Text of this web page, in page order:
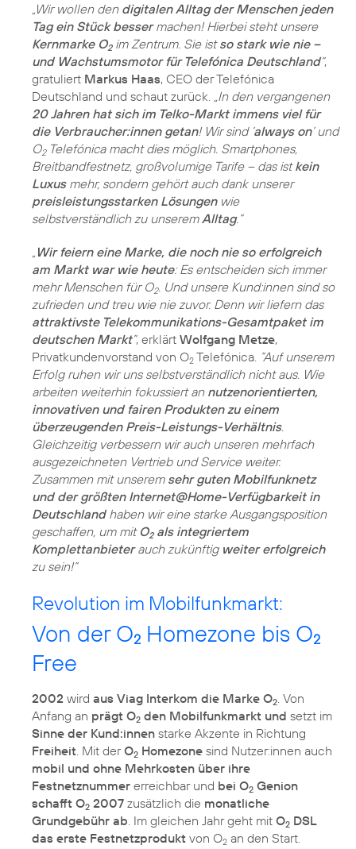
„Wir wollen den digitalen Alltag der Menschen jeden
Tag ein Stück bessermachen! Hierbei steht unsere
Kernmarke O2im Zentrum. Sie istso stark wie nie –
und Wachstumsmotor für Telefónica Deutschland“,
gratuliert Markus Haas, CEO der Telefónica
Deutschland und schaut zurück. „In den vergangenen
20 Jahren hat sich im Telko-Markt immens viel für
die Verbraucher:innen getan! Wir sind ’ always on’ und
O2Telefónica macht dies möglich. Smartphones,
Breitbandfestnetz, großvolumige Tarife – das istkein
Luxusmehr, sondern gehört auch dank unserer
preisleistungsstarken Lösungenwie
selbstverständlich zu unseremAlltag.“
„Wir feiern eine Marke, die noch nie so erfolgreich
am Markt war wie heute: Es entscheiden sich immer
mehr Menschen für O2. Und unsere Kund:innen sind so
zufrieden und treu wie nie zuvor. Denn wir liefern das
attraktivste Telekommunikations-Gesamtpaket im
deutschen Markt”, erklärt Wolfgang Metze,
Privatkundenvorstand von O2 Telefónica. “Auf unserem
Erfolg ruhen wir uns selbstverständlich nicht aus. Wie
arbeiten weiterhin fokussiert an nutzenorientierten,
innovativen und fairen Produkten zu einem
überzeugenden Preis-Leistungs-Verhältnis.
Gleichzeitig verbessern wir auch unseren mehrfach
ausgezeichneten Vertrieb und Service weiter.
Zusammen mit unserem sehr guten Mobilfunknetz
und der größten Internet@Home-Verfügbarkeit in
Deutschlandhaben wir eine starke Ausgangsposition
geschaffen, um mit O2als integriertem
Komplettanbieterauch zukünftig weiter erfolgreich
zu sein!“
Revolution im Mobilfunkmarkt:
Von der O2 Homezone bis O2
Free
2002 wird aus Viag Interkom die Marke O2. Von
Anfang an prägt O2 den Mobilfunkmarkt und setzt im
Sinne der Kund:innen starke Akzente in Richtung
Freiheit. Mit derO2 Homezone sind Nutzer:innen auch
mobil und ohne Mehrkosten über ihre
Festnetznummer erreichbar und bei O2 Genion
schafft O2 2007 zusätzlich die monatliche
Grundgebühr ab. Im gleichen Jahr geht mit O2 DSL
das erste Festnetzprodukt von O2 an den Start.